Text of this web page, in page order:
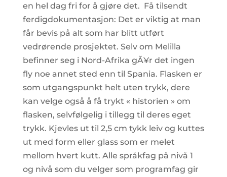
en hel dag fri for å gjøre det. ‍ Få tilsendt
ferdigdokumentasjon: Det er viktig at man
får bevis på alt som har blitt utført
vedrørende prosjektet. Selv om Melilla
befinner seg i Nord-Afrika gÃ¥r det ingen
fly noe annet sted enn til Spania. Flasken er
som utgangspunkt helt uten trykk, dere
kan velge også å få trykt « historien » om
flasken, selvfølgelig i tillegg til deres eget
trykk. Kjevles ut til 2,5 cm tykk leiv og kuttes
ut med form eller glass som er melet
mellom hvert kutt. Alle språkfag på nivå 1
og nivå som du velger som programfag gir